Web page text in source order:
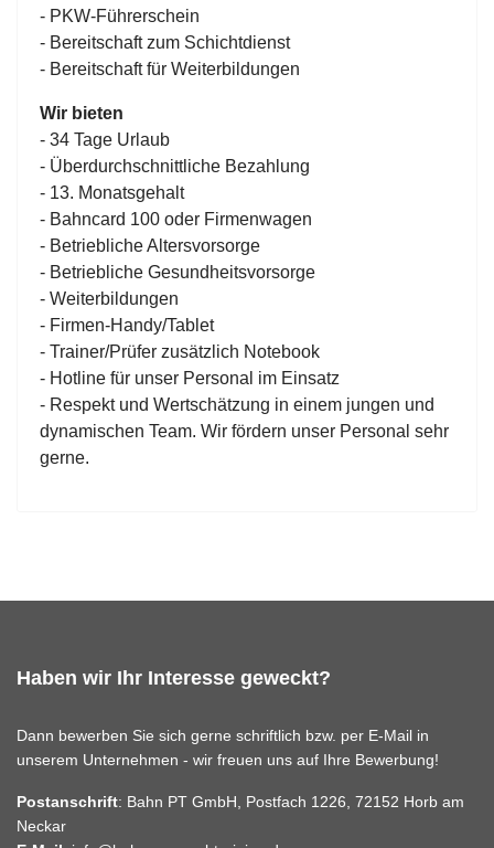
- PKW-Führerschein
- Bereitschaft zum Schichtdienst
- Bereitschaft für Weiterbildungen
Wir bieten
- 34 Tage Urlaub
- Überdurchschnittliche Bezahlung
- 13. Monatsgehalt
- Bahncard 100 oder Firmenwagen
- Betriebliche Altersvorsorge
- Betriebliche Gesundheitsvorsorge
- Weiterbildungen
- Firmen-Handy/Tablet
- Trainer/Prüfer zusätzlich Notebook
- Hotline für unser Personal im Einsatz
- Respekt und Wertschätzung in einem jungen und
dynamischen Team. Wir fördern unser Personal sehr
gerne.
Haben wir Ihr Interesse geweckt?
Dann bewerben Sie sich gerne schriftlich bzw. per E-Mail in
unserem Unternehmen - wir freuen uns auf Ihre Bewerbung!
Postanschrift: Bahn PT GmbH, Postfach 1226, 72152 Horb am
Neckar